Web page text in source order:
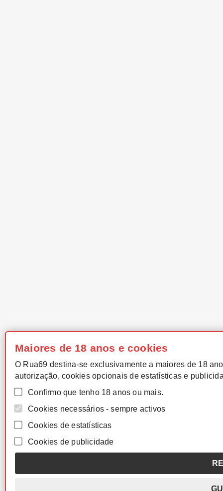
Maiores de 18 anos e cookies
O Rua69 destina-se exclusivamente a maiores de 18
autorização, cookies opcionais de estatísticas e
Confirmo que tenho 18 anos ou mais.
Cookies necessários - sempre activos
Cookies de estatísticas
Cookies de publicidade